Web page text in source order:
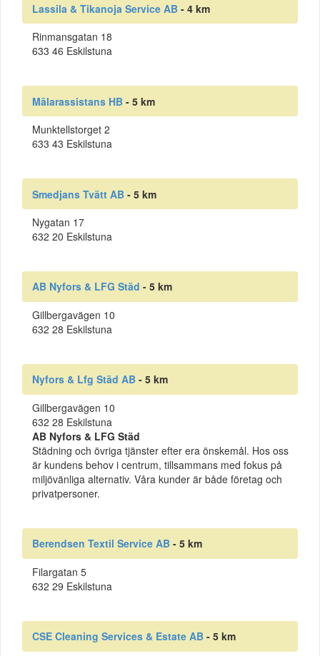
Lassila & Tikanoja Service AB - 4 km
Rinmansgatan 18
633 46 Eskilstuna
Mälarassistans HB - 5 km
Munktellstorget 2
633 43 Eskilstuna
Smedjans Tvätt AB - 5 km
Nygatan 17
632 20 Eskilstuna
AB Nyfors & LFG Städ - 5 km
Gillbergavägen 10
632 28 Eskilstuna
Nyfors & Lfg Städ AB - 5 km
Gillbergavägen 10
632 28 Eskilstuna
AB Nyfors & LFG Städ
Städning och övriga tjänster efter era önskemål. Hos oss
är kundens behov i centrum, tillsammans med fokus på
miljövänliga alternativ. Våra kunder är både företag och
privatpersoner.
Berendsen Textil Service AB - 5 km
Filargatan 5
632 29 Eskilstuna
CSE Cleaning Services & Estate AB - 5 km